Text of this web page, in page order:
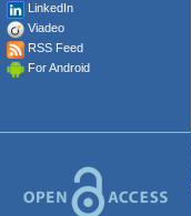
LinkedIn
Viadeo
RSS Feed
For Android